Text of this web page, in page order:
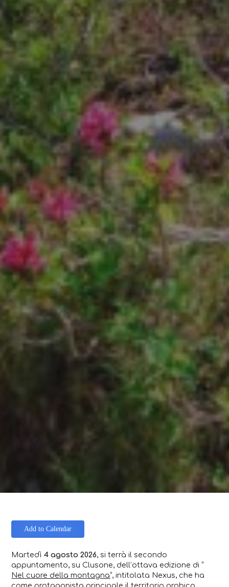
Add to Calendar
Martedì4 agosto 2026, si terrà il secondo
appuntamento, su Clusone, dell’ottava edizione di “
Nel cuore della montagna“, intitolata Nexus, che ha